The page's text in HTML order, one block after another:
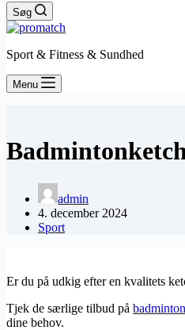
Søg
Sport & Fitness & Sundhed
Menu
admin
4. december 2024
Sport
Er du på udkig efter en kvalitets
Tjek de særlige tilbud på
dine behov.